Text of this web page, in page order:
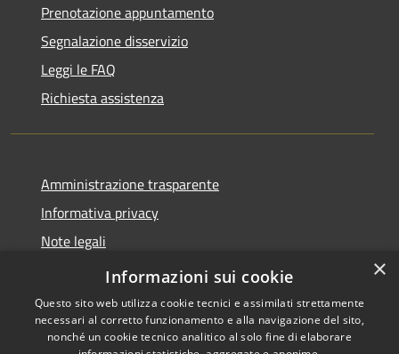
Prenotazione appuntamento
Segnalazione disservizio
Leggi le FAQ
Richiesta assistenza
Amministrazione trasparente
Informativa privacy
Note legali
Dichiarazione di accessibilità
×
Informazioni sui cookie
Questo sito web utilizza cookie tecnici e assimilati strettamente
necessari al corretto funzionamento e alla navigazione del sito,
nonché un cookie tecnico analitico al solo fine di elaborare